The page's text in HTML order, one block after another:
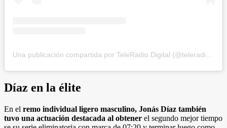
Díaz en la élite
En el remo individual ligero masculino, Jonás Díaz también
tuvo una actuación destacada al obtener el segundo mejor tiempo